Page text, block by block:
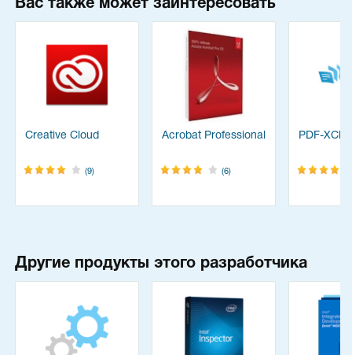
Вас также может заинтересовать
Creative Cloud
(9)
Acrobat Professional
(6)
PDF-
Другие продукты этого разработчика